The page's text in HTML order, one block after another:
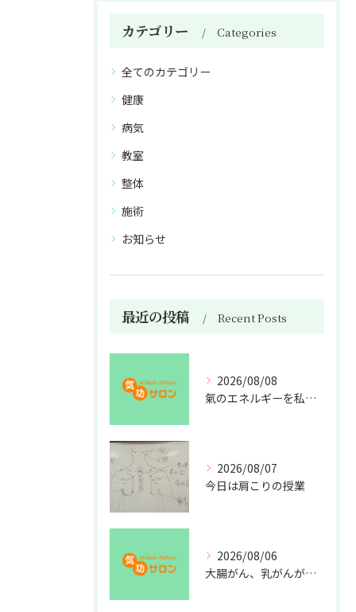
カテゴリー Categories
全てのカテゴリー
健康
病気
教室
整体
施術
お知らせ
最近の投稿 Recent Posts
2026/08/08
氣のエネルギーを私利私欲のために使うな
2026/08/07
今日は肩こりの授業
2026/08/06
大腸がん、乳がんが増えた理由